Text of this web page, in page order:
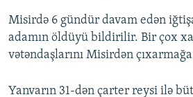
Misirdə 6 gündür davam edən
adamın öldüyü bildirilir. Bir çox
vətəndaşlarını Misirdən
Yanvarın 31-dən çarter reysi ilə